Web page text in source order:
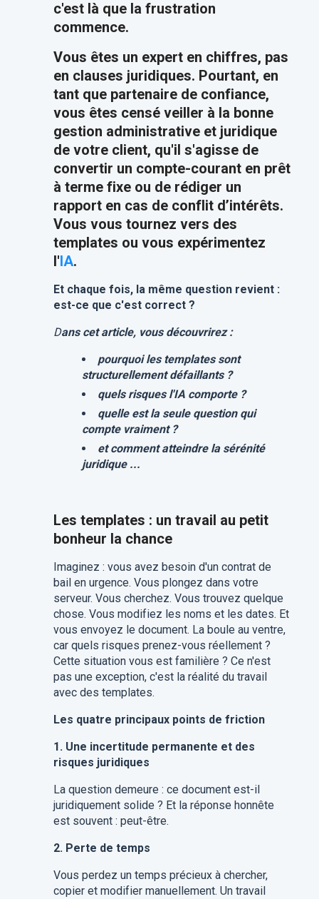
c'est là que la frustration
commence.
Vous êtes un expert en chiffres, pas
en clauses juridiques. Pourtant, en
tant que partenaire de confiance,
vous êtes censé veiller à la bonne
gestion administrative et juridique
de votre client, qu'il s'agisse de
convertir un compte-courant en prêt
à terme fixe ou de rédiger un
rapport en cas de conflit d’intérêts.
Vous vous tournez vers des
templates ou vous expérimentez
l'IA.
Et chaque fois, la même question revient :
est-ce que c'est correct ?
Dans cet article, vous découvrirez :
pourquoi les templates sont
structurellement défaillants ?
quels risques l'IA comporte ?
quelle est la seule question qui
compte vraiment ?
et comment atteindre la sérénité
juridique ...
Les templates : un travail au petit
bonheur la chance
Imaginez : vous avez besoin d'un contrat de
bail en urgence. Vous plongez dans votre
serveur. Vous cherchez. Vous trouvez quelque
chose. Vous modifiez les noms et les dates. Et
vous envoyez le document. La boule au ventre,
car quels risques prenez-vous réellement ?
Cette situation vous est familière ? Ce n'est
pas une exception, c'est la réalité du travail
avec des templates.
Les quatre principaux points de friction
1. Une incertitude permanente et des
risques juridiques
La question demeure : ce document est-il
juridiquement solide ? Et la réponse honnête
est souvent : peut-être.
2. Perte de temps
Vous perdez un temps précieux à chercher,
copier et modifier manuellement. Un travail